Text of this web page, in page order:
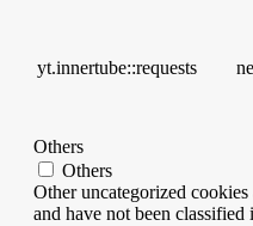
yt.innertube::requests
Others
Others
Other uncategorized
and have not been classified